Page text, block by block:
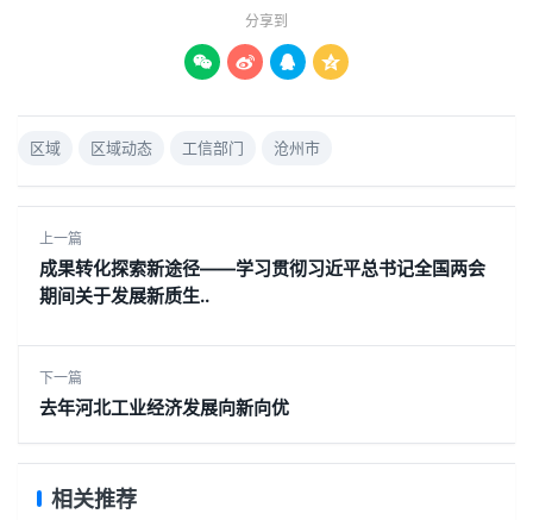
分享到
   
区域 区域动态 工信部门 沧州市
上一篇
成果转化探索新途径——学习贯彻习近平总书记全国两会
期间关于发展新质生..
下一篇
去年河北工业经济发展向新向优
相关推荐